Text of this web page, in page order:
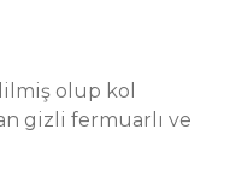
olup kol
gizli fermuarlı ve